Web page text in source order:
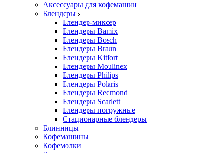
Аксессуары для кофемашин
Блендеры
Блендер-миксер
Блендеры Bamix
Блендеры Bosch
Блендеры Braun
Блендеры Kitfort
Блендеры Moulinex
Блендеры Philips
Блендеры Polaris
Блендеры Redmond
Блендеры Scarlett
Блендеры погружные
Стационарные блендеры
Блинницы
Кофемашины
Кофемолки